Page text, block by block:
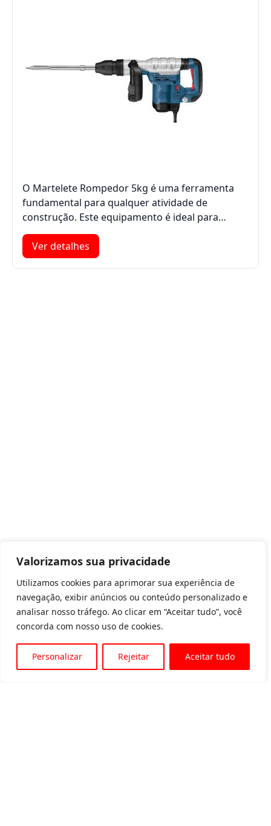
Valorizamos sua privacidade
Utilizamos cookies para aprimorar sua experiência de
navegação, exibir anúncios ou conteúdo personalizado e
analisar nosso tráfego. Ao clicar em “Aceitar tudo”, você
concorda com nosso uso de cookies.
Personalizar Rejeitar Aceitar tudo
O Martelete Rompedor 5kg é uma ferramenta
fundamental para qualquer atividade de
construção. Este equipamento é ideal para…
Ver detalhes